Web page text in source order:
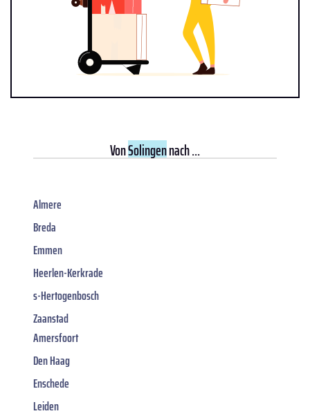
VonSolingennach ...
Almere
Breda
Emmen
Heerlen-Kerkrade
s-Hertogenbosch
Zaanstad
Amersfoort
Den Haag
Enschede
Leiden